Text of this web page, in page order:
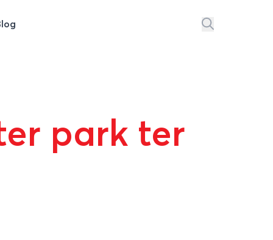
park ter